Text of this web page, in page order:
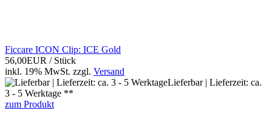
Ficcare ICON Clip: ICE Gold
56,00EUR / Stück
inkl. 19% MwSt. zzgl. Versand
Lieferbar | Lieferzeit: ca.
3 - 5 Werktage **
zum Produkt